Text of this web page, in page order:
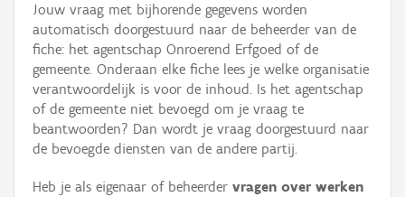
Waarneming
Thema
Gebeurtenis
Persoon of collectief
Jouw vraag met bijhorende gegevens worden
automatisch doorgestuurd naar de beheerder van de
fiche: het agentschap Onroerend Erfgoed of de
gemeente. Onderaan elke fiche lees je welke organisatie
verantwoordelijk is voor de inhoud. Is het agentschap
of de gemeente niet bevoegd om je vraag te
beantwoorden? Dan wordt je vraag doorgestuurd naar
de bevoegde diensten van de andere partij.
Heb je als eigenaar of beheerder vragen over werken